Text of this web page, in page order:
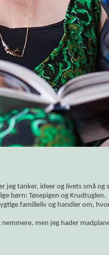
jeg tanker, ideer og livets små og
børn: Tøsepigen og Krudtuglen.
familieliv og handler om,
men jeg hader